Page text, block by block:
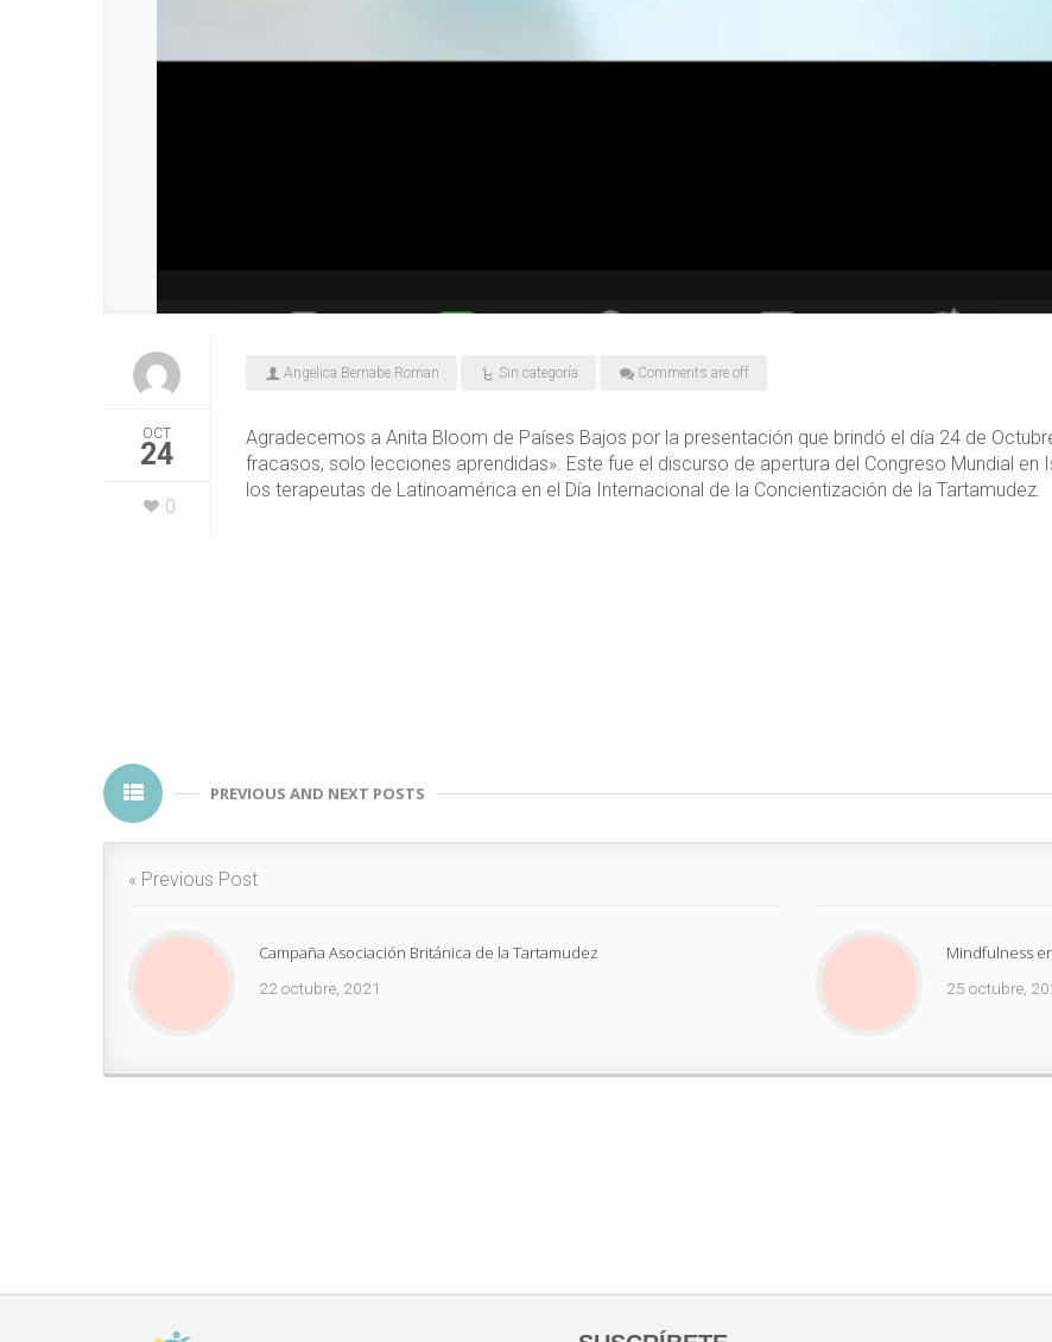
OCT
24
0
Angelica Bernabe Roman Sin categoría Comments are off
Agradecemos a Anita Bloom de Países Bajos por la presentación que brindó el día 24 de
fracasos, solo lecciones aprendidas». Este fue el discurso de apertura del Congreso Mundial
los terapeutas de Latinoamérica en el Día Internacional de la Concientización de la Tartamudez.
PREVIOUS AND NEXT POSTS
« Previous Post
Campaña Asociación Británica de la Tartamudez
22 octubre, 2021
Mindfulness
25 octubre,